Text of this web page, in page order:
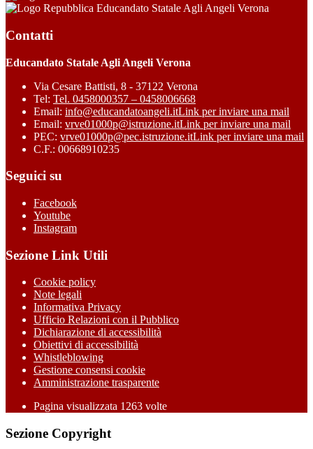
Educandato Statale Agli Angeli Verona
Contatti
Educandato Statale Agli Angeli Verona
Via Cesare Battisti, 8 - 37122 Verona
Tel: Tel. 0458000357 – 0458006668
Email: info@educandatoangeli.itLink per inviare una mail
Email: vrve01000p@istruzione.itLink per inviare una mail
PEC: vrve01000p@pec.istruzione.itLink per inviare una mail
C.F.: 00668910235
Seguici su
Facebook
Youtube
Instagram
Sezione Link Utili
Cookie policy
Note legali
Informativa Privacy
Ufficio Relazioni con il Pubblico
Dichiarazione di accessibilità
Obiettivi di accessibilità
Whistleblowing
Gestione consensi cookie
Amministrazione trasparente
Pagina visualizzata 1263 volte
Sezione Copyright